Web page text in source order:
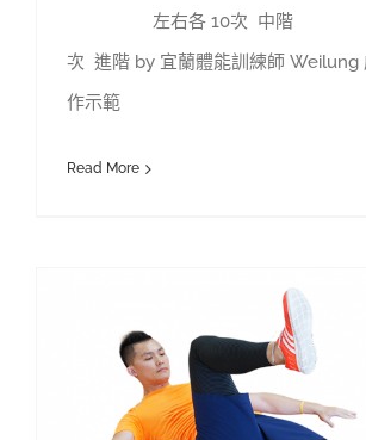
左右各 10次 中階 左
次 進階 by 宜蘭體能訓練師 Weilung
作示範
Read More